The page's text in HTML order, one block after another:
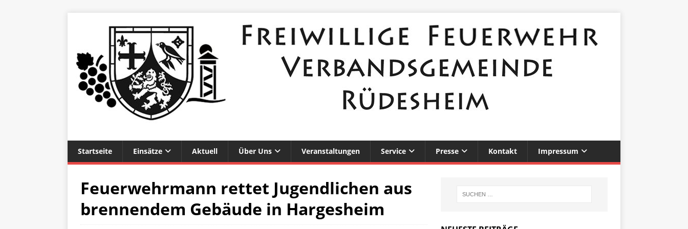
Startseite Einsätze Aktuell Über Uns Veranstaltungen Service Presse Kontakt Impressum
Feuerwehrmann rettet Jugendlichen aus
brennendem Gebäude in Hargesheim